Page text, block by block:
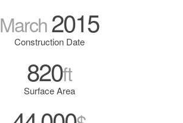
March2015
Construction Date
820ft
Surface Area